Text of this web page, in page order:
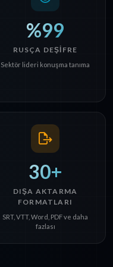
%99
RUSÇA DEŞIFRE
Sektör lideri konuşma tanıma
30+
DIŞA AKTARMA
FORMATLARI
SRT, VTT, Word, PDF ve daha
fazlası